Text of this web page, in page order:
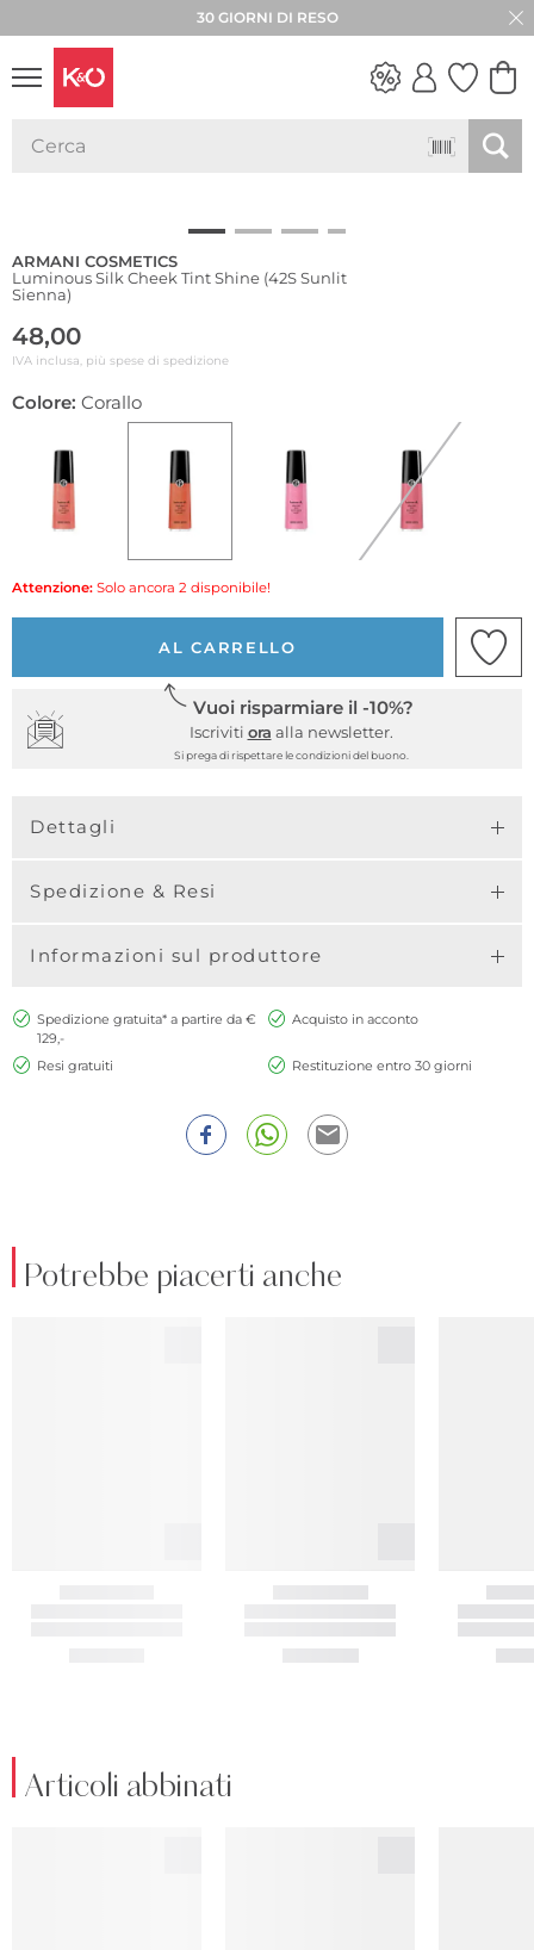
30 GIORNI DI RESO
ARMANI COSMETICS
Luminous Silk Cheek Tint Shine (42S Sunlit
Sienna)
48,00
IVA inclusa, più spese di spedizione
Colore: Corallo
Attenzione: Solo ancora 2 disponibile!
AL CARRELLO
Vuoi risparmiare il -10%?
Iscriviti ora alla newsletter.
Si prega di rispettare le condizioni del buono.
Dettagli
Spedizione & Resi
Informazioni sul produttore
Spedizione gratuita* a partire da €
129,-
Acquisto in acconto
Resi gratuiti Restituzione entro 30 giorni
Potrebbe piacerti anche
Articoli abbinati